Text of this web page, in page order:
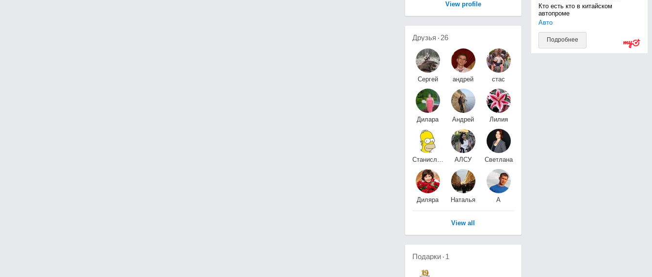
View profile
Кто есть кто в китайском
автопроме
Авто
Подробнее
Друзья 26
Сергей
андрей
cтас
Дилара
Андрей
Лилия
Станислав
АЛСУ
Светлана
Диляра
Наталья
А
View all
Подарки 1